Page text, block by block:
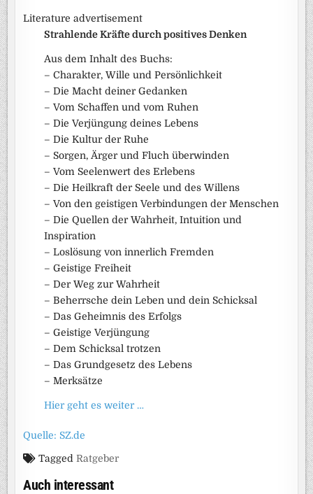
Literature advertisement
Strahlende Kräfte durch positives Denken
Aus dem Inhalt des Buchs:
– Charakter, Wille und Persönlichkeit
– Die Macht deiner Gedanken
– Vom Schaffen und vom Ruhen
– Die Verjüngung deines Lebens
– Die Kultur der Ruhe
– Sorgen, Ärger und Fluch überwinden
– Vom Seelenwert des Erlebens
– Die Heilkraft der Seele und des Willens
– Von den geistigen Verbindungen der Menschen
– Die Quellen der Wahrheit, Intuition und
Inspiration
– Loslösung von innerlich Fremden
– Geistige Freiheit
– Der Weg zur Wahrheit
– Beherrsche dein Leben und dein Schicksal
– Das Geheimnis des Erfolgs
– Geistige Verjüngung
– Dem Schicksal trotzen
– Das Grundgesetz des Lebens
– Merksätze
Hier geht es weiter …
Quelle: SZ.de
TaggedRatgeber
Auch interessant